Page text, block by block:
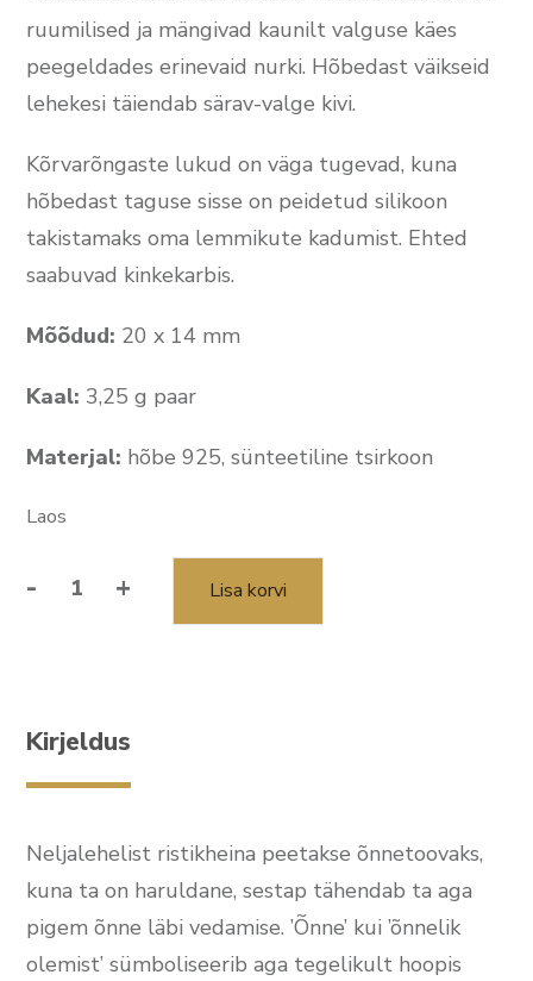
ruumilised ja mängivad kaunilt valguse käes
peegeldades erinevaid nurki. Hõbedast väikseid
lehekesi täiendab särav-valge kivi.
Kõrvarõngaste lukud on väga tugevad, kuna
hõbedast taguse sisse on peidetud silikoon
takistamaks oma lemmikute kadumist. Ehted
saabuvad kinkekarbis.
Mõõdud: 20 x 14 mm
Kaal: 3,25 g paar
Materjal: hõbe 925, sünteetiline tsirkoon
Laos
-Kõrvarõngad
XS
kogus
+ Lisa korvi
Kirjeldus
Neljalehelist ristikheina peetakse õnnetoovaks,
kuna ta on haruldane, sestap tähendab ta aga
pigem õnne läbi vedamise. ’Õnne’ kui ’õnnelik
olemist’ sümboliseerib aga tegelikult hoopis